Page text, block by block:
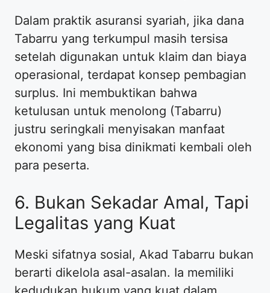
​Dalam praktik asuransi syariah, jika dana
Tabarru yang terkumpul masih tersisa
setelah digunakan untuk klaim dan biaya
operasional, terdapat konsep pembagian
surplus. Ini membuktikan bahwa
ketulusan untuk menolong (Tabarru)
justru seringkali menyisakan manfaat
ekonomi yang bisa dinikmati kembali oleh
para peserta.
​6. Bukan Sekadar Amal, Tapi
Legalitas yang Kuat
​Meski sifatnya sosial, Akad Tabarru bukan
berarti dikelola asal-asalan. Ia memiliki